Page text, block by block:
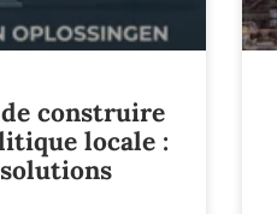
construire
locale :